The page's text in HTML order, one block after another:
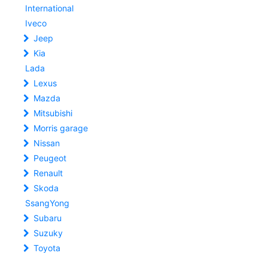
International
Iveco
Jeep
Kia
Lada
Lexus
Mazda
Mitsubishi
Morris garage
Nissan
Peugeot
Renault
Skoda
SsangYong
Subaru
Suzuky
Toyota